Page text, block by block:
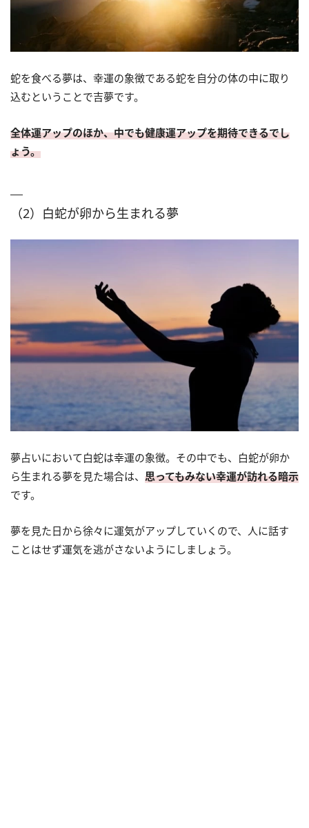
蛇を食べる夢は、幸運の象徴である蛇を自分の体の中に取り
込むということで吉夢です。
全体運アップのほか、中でも健康運アップを期待できるでし
ょう。
（2）白蛇が卵から生まれる夢
夢占いにおいて白蛇は幸運の象徴。その中でも、白蛇が卵か
ら生まれる夢を見た場合は、 思ってもみない幸運が訪れる暗示
です。
夢を見た日から徐々に運気がアップしていくので、人に話す
ことはせず運気を逃がさないようにしましょう。